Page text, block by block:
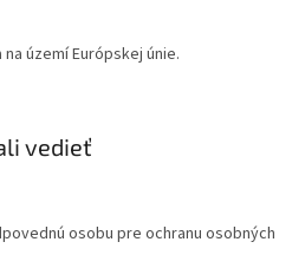
území Európskej únie.
vedieť
osobu pre ochranu osobných